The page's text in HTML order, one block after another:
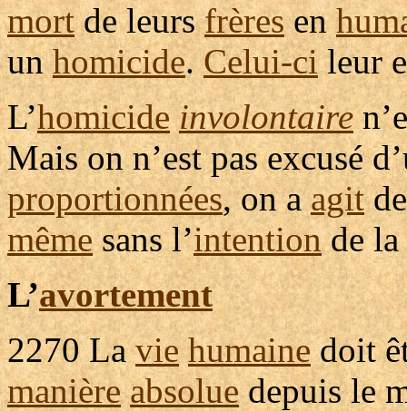
mortde leursfrèresen
unhomicide.Celui-cileur
L’homicide involontaire
Mais on n’est pasexcusé
proportionnées, on aagit
mêmesans l’intentionde la
L’avortement
2270 Lavie humainedoit
manière absoluedepuis le